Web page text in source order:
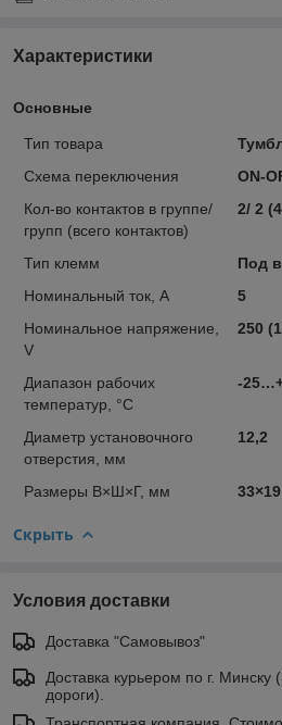
Характеристики
Основные
Тип товара
Схема переключения
ON-
Кол-во контактов в группе/
групп (всего контактов)
2/ 2
Тип клемм
Под
Номинальный ток, А
5
Номинальное напряжение,
V
250
Диапазон рабочих
температур, °C
-
Диаметр установочного
отверстия, мм
12,2
Размеры В×Ш×Г, мм
Скрыть
Условия доставки
Доставка "Самовывоз"
Доставка курьером по г. Минску
дороги).